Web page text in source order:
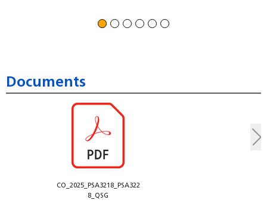
CO_2025_PSA3218_PSA322
8_QSG
Documents